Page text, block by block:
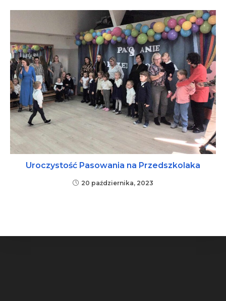
Uroczystość Pasowania na Przedszkolaka
20 października, 2023